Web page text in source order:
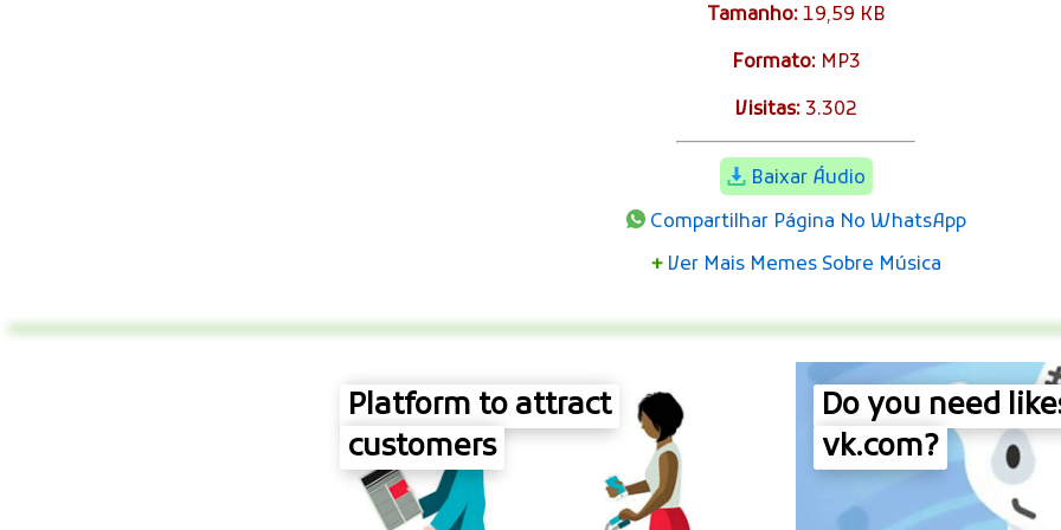
Tamanho:19,59 KB
Formato:MP3
Visitas:3.302
Baixar Áudio
Compartilhar Página No WhatsApp
+ Ver Mais Memes Sobre Música
Platform to attract
customers
Do you need
vk.com?